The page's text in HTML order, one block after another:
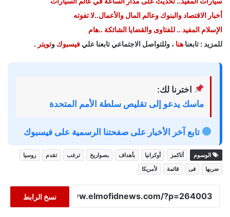
أخبار الاقتصاد والبنوك وعالم المال والأعمال..لا تفوته
الإسلام المفيد .. للفتاوى والقضايا الشائكة ..هام
للمزيد : تابعنا هنا ، وللتواصل الاجتماعي تابعنا علي فيسبوك وتويتر .
اخترنا لك:
ماسك يدعو إلى تقليص سلطة الأمم المتحدة
تابع آخر الأخبار على صفحتنا الرسمية على فيسبوك
الوسوم أتاكمز أوكرانيا بأهداف بصواريخ ترغب تقدم
روسيا
ضربها
فى قائمة لأمريكا
نسخ الرابط